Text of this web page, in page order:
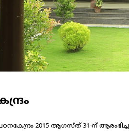
2015 ആഗസ്ത് 31-ന്